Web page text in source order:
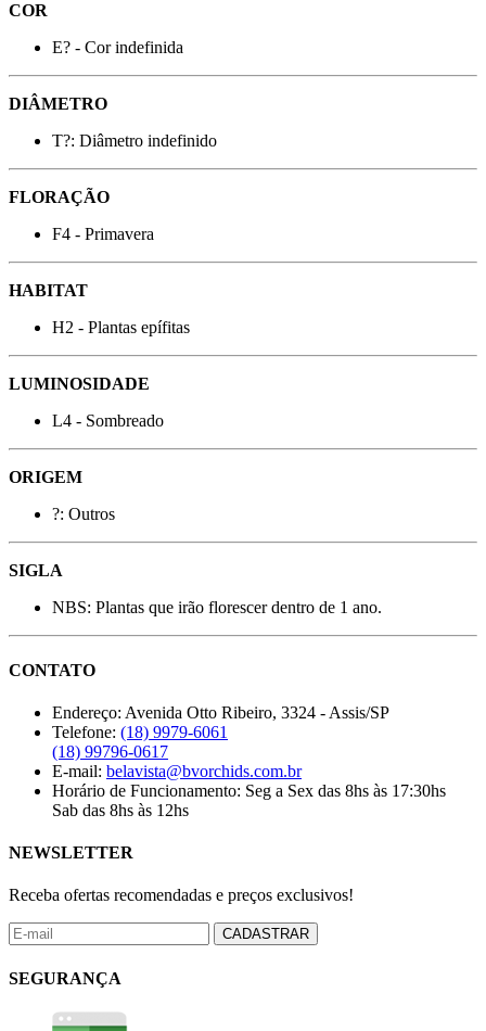
COR
E? - Cor indefinida
DIÂMETRO
T?: Diâmetro indefinido
FLORAÇÃO
F4 - Primavera
HABITAT
H2 - Plantas epífitas
LUMINOSIDADE
L4 - Sombreado
ORIGEM
?: Outros
SIGLA
NBS: Plantas que irão florescer dentro de 1 ano.
CONTATO
Endereço: Avenida Otto Ribeiro, 3324 - Assis/SP
Telefone: (18) 9979-6061
(18) 99796-0617
E-mail: belavista@bvorchids.com.br
Horário de Funcionamento: Seg a Sex das 8hs às 17:30hs
Sab das 8hs às 12hs
NEWSLETTER
Receba ofertas recomendadas e preços exclusivos!
CADASTRAR
SEGURANÇA